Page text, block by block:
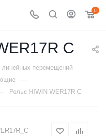
0
C
линейных перемещений —
—
Рельс HIWIN WER17R C